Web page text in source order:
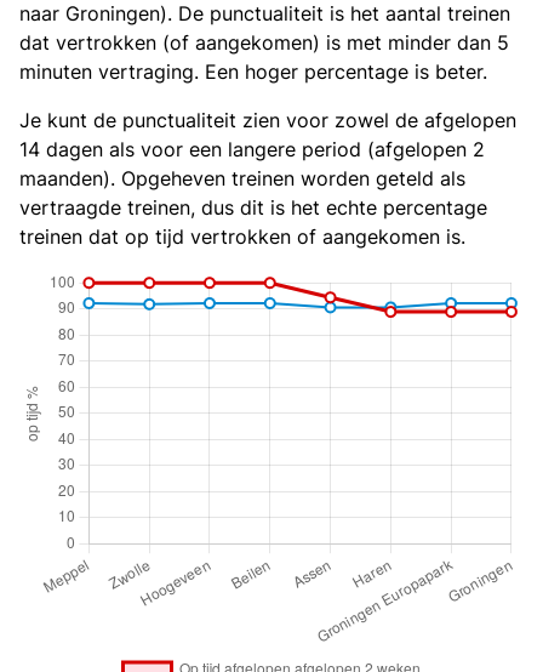
naar Groningen). De punctualiteit is het aantal treinen
dat vertrokken (of aangekomen) is met minder dan 5
minuten vertraging. Een hoger percentage is beter.
Je kunt de punctualiteit zien voor zowel de afgelopen
14 dagen als voor een langere period (afgelopen 2
maanden). Opgeheven treinen worden geteld als
vertraagde treinen, dus dit is het echte percentage
treinen dat op tijd vertrokken of aangekomen is.